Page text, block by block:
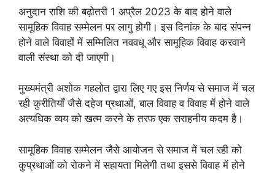
अनुदान राशि की बढ़ोतरी 1 अप्रैल 2023 के बाद होने वाले
सामूहिक विवाह सम्मेलन पर लागु होगी। इस दिनांक के बाद संपन्न
होने वाले विवाहों में सम्मिलित नववधू और सामूहिक विवाह करवाने
वाली संस्था को दी जाएगी।
मुख्यमंत्री अशोक गहलोत द्वारा लिए गए इस निर्णय से समाज में चल
रही कुरीतियाँ जैसे दहेज प्रथाओं, बाल विवाह व विवाह में होने वाले
अत्यधिक व्यय को खत्म करने के तरफ एक सराहनीय कदम है।
सामूहिक विवाह सम्मेलन जैसे आयोजन से समाज में चल रही को
कुप्रथाओं को रोकने में सहायता मिलेगी तथा इससे विवाह में होने